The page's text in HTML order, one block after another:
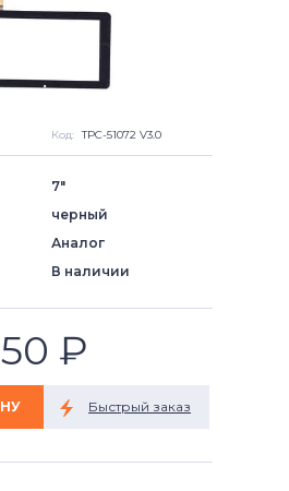
Код: TPC-51072 V3.0
7"
черный
Аналог
В наличии
50 ₽